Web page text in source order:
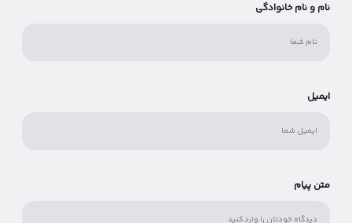
نام و نام خانوادگی
ایمیل
متن پیام